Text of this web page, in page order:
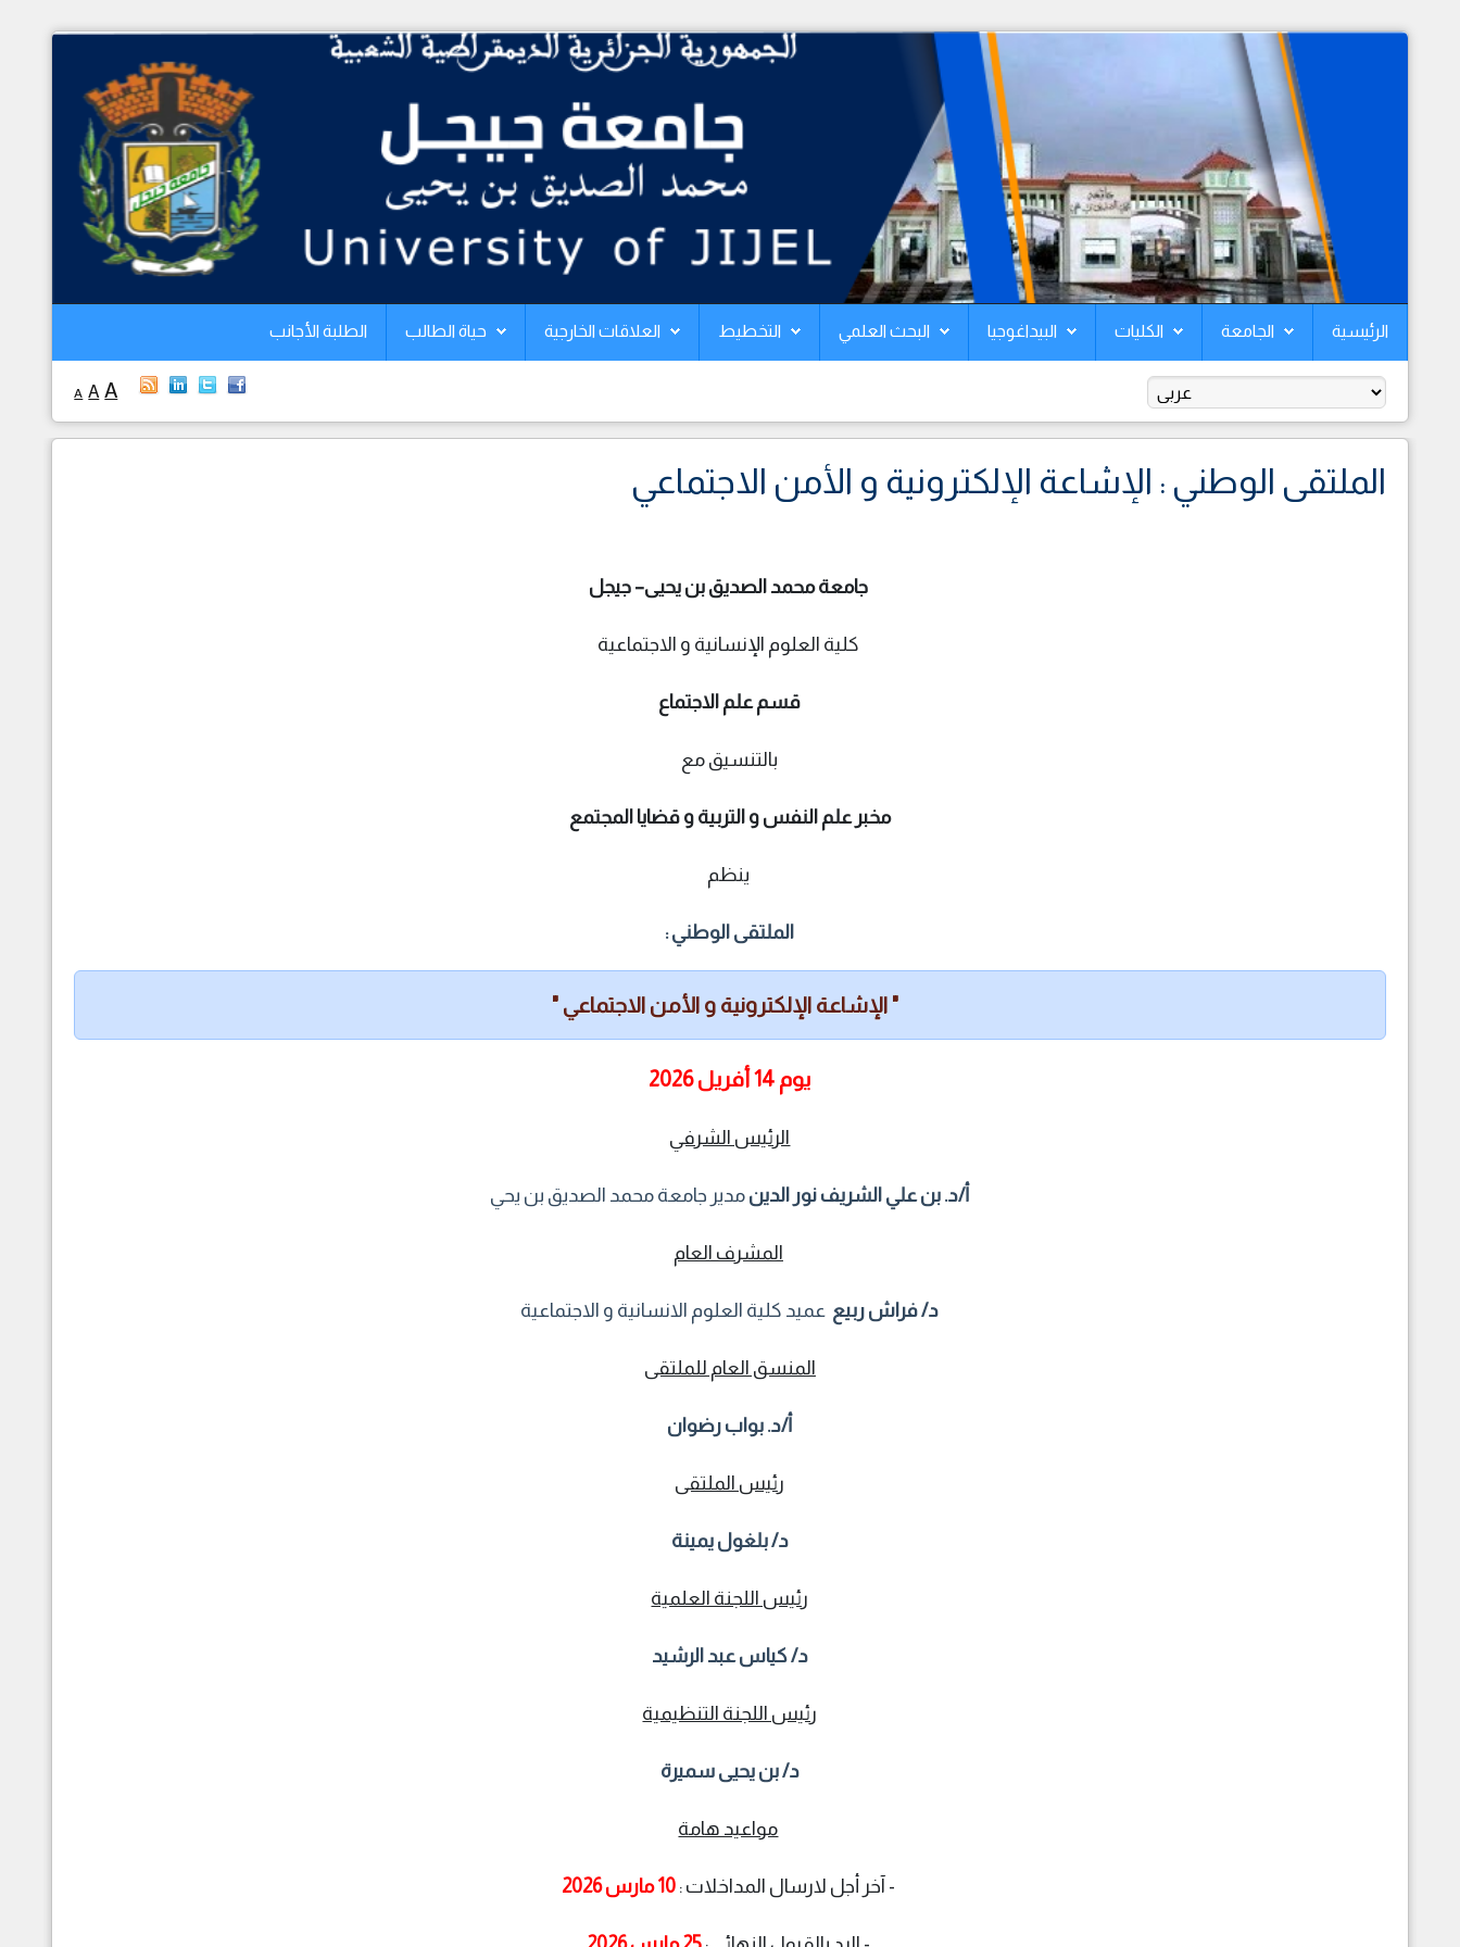
البيداغوجيا
حياة الطالب
الرئيسية الجامعة الكليات البيداغوجيا البحث العلمي التخطيط العلاقات الخارجية حياة الطالب الطلبة الأجانب
A A A
الملتقى الوطني : الإشاعة الإلكترونية و الأمن الاجتماعي
جامعة محمد الصديق بن يحيى– جيجل
كلية العلوم الإنسانية و الاجتماعية
قسم علم الاجتماع
بالتنسيق مع
مخبر علم النفس و التربية و قضايا المجتمع
ينظم
الملتقى الوطني :
" الإشاعة الإلكترونية و الأمن الاجتماعي "
يوم 14 أفريل 2026
الرئيس الشرفي
أ/د. بن علي الشريف نور الدين مدير جامعة محمد الصديق بن يحي
المشرف العام
د/ فراش ربيع عميد كلية العلوم الانسانية و الاجتماعية
المنسق العام للملتقى
أ/د. بواب رضوان
رئيس الملتقى
د/ بلغول يمينة
رئيس اللجنة العلمية
د/كياس عبد الرشيد
رئيس اللجنة التنظيمية
د/بن يحيى سميرة
مواعيد هامة
- آخر أجل لارسال المداخلات : 10 مارس 2026